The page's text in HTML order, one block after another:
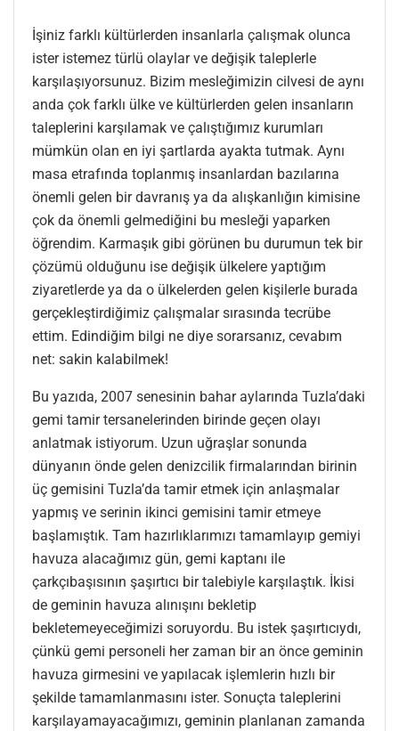
İşiniz farklı kültürlerden insanlarla çalışmak olunca
ister istemez türlü olaylar ve değişik taleplerle
karşılaşıyorsunuz. Bizim mesleğimizin cilvesi de aynı
anda çok farklı ülke ve kültürlerden gelen insanların
taleplerini karşılamak ve çalıştığımız kurumları
mümkün olan en iyi şartlarda ayakta tutmak. Aynı
masa etrafında toplanmış insanlardan bazılarına
önemli gelen bir davranış ya da alışkanlığın kimisine
çok da önemli gelmediğini bu mesleği yaparken
öğrendim. Karmaşık gibi görünen bu durumun tek bir
çözümü olduğunu ise değişik ülkelere yaptığım
ziyaretlerde ya da o ülkelerden gelen kişilerle burada
gerçekleştirdiğimiz çalışmalar sırasında tecrübe
ettim. Edindiğim bilgi ne diye sorarsanız, cevabım
net: sakin kalabilmek!
Bu yazıda, 2007 senesinin bahar aylarında Tuzla’daki
gemi tamir tersanelerinden birinde geçen olayı
anlatmak istiyorum. Uzun uğraşlar sonunda
dünyanın önde gelen denizcilik firmalarından birinin
üç gemisini Tuzla’da tamir etmek için anlaşmalar
yapmış ve serinin ikinci gemisini tamir etmeye
başlamıştık. Tam hazırlıklarımızı tamamlayıp gemiyi
havuza alacağımız gün, gemi kaptanı ile
çarkçıbaşısının şaşırtıcı bir talebiyle karşılaştık. İkisi
de geminin havuza alınışını bekletip
bekletemeyeceğimizi soruyordu. Bu istek şaşırtıcıydı,
çünkü gemi personeli her zaman bir an önce geminin
havuza girmesini ve yapılacak işlemlerin hızlı bir
şekilde tamamlanmasını ister. Sonuçta taleplerini
karşılayamayacağımızı, geminin planlanan zamanda